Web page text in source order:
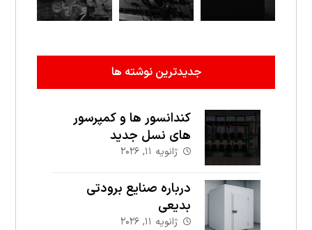
جدیدترین نوشته ها
کندانسور ها و کمپرسور
های نسل جدید
ژانویه ۱۱, ۲۰۲۶
درباره صنایع برودتی
بدیعی
ژانویه ۱۱, ۲۰۲۶